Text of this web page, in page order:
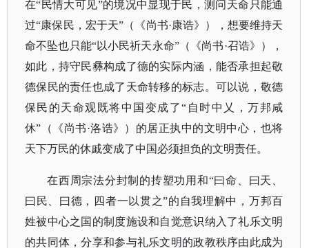
在“民情大可见”的境况中显现于民，测问天命只能通
过“康保民，宏于天”（《尚书·康诰》），想要维持天
命不坠也只能“以小民祈天永命”（《尚书·召诰》），
如此，持守民彝构成了德的实际内涵，能否承担起敬
德保民的责任也成了天命转移的标志。可以说，敬德
保民的天命观既将中国变成了“自时中乂，万邦咸
休”（《尚书·洛诰》）的居正执中的文明中心，也将
天下万民的休戚变成了中国必须担负的文明责任。
在西周宗法分封制的抟塑功用和“曰命、曰天、
曰民、曰德，四者一以贯之”的自我理解中，万邦百
姓被中心之国的制度施设和自觉意识纳入了礼乐文明
的共同体，分享和参与礼乐文明的政教秩序由此成为